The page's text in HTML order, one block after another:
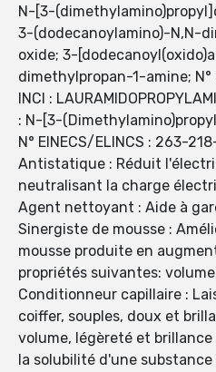
N-[3-
3-(dodecanoylamino)-N,N-
oxide; 3-
dimethylpropan-1-amine; N°
INCI :
: N-[3-
N° EINECS/ELINCS : 263-
Antistatique : Réduit
neutralisant la charge
Agent nettoyant : Aide à
Sinergiste de mousse :
mousse produite en
propriétés suivantes:
Conditionneur capillaire :
coiffer, souples, doux et
volume, légèreté et
la solubilité d'une